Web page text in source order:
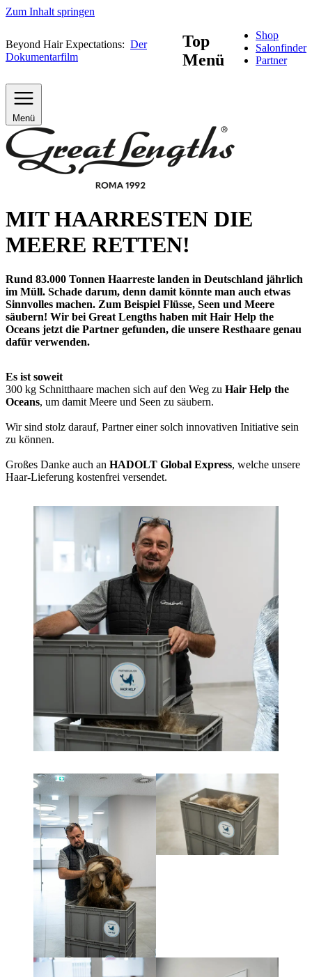
Zum Inhalt springen
Beyond Hair Expectations: Der
Dokumentarfilm
Top
Menü
Shop
Salonfinder
Partner
Menü
MIT HAARRESTEN DIE
MEERE RETTEN!
Rund 83.000 Tonnen Haarreste landen in Deutschland jährlich
im Müll. Schade darum, denn damit könnte man auch etwas
Sinnvolles machen. Zum Beispiel Flüsse, Seen und Meere
säubern! Wir bei Great Lengths haben mit Hair Help the
Oceans jetzt die Partner gefunden, die unsere Resthaare genau
dafür verwenden.
Es ist soweit
300 kg Schnitthaare machen sich auf den Weg zu Hair Help the
Oceans, um damit Meere und Seen zu säubern.
Wir sind stolz darauf, Partner einer solch innovativen Initiative sein
zu können.
Großes Danke auch an HADOLT Global Express, welche unsere
Haar-Lieferung kostenfrei versendet.